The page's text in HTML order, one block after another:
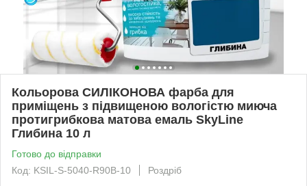
Кольорова СИЛІКОНОВА фарба для
приміщень з підвищеною вологістю миюча
протигрибкова матова емаль SkyLine
Глибина 10 л
Готово до відправки
Код: KSIL-S-5040-R90B-10
Роздріб